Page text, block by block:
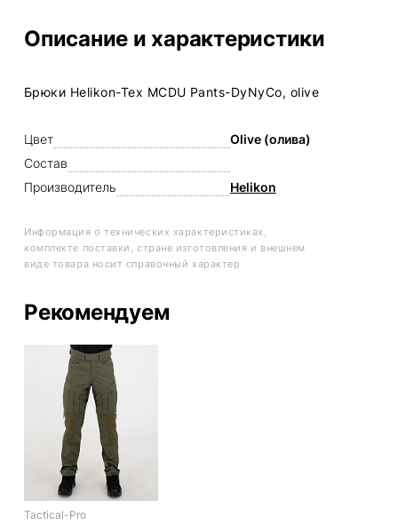
Описание и характеристики
Брюки Helikon-Tex MCDU Pants-DyNyCo, olive
Цвет
Olive (олива)
Состав
Производитель
Helikon
Информация о технических характеристиках,
комплекте поставки, стране изготовления и внешнем
виде товара носит справочный характер
Рекомендуем
Tactical-Pro